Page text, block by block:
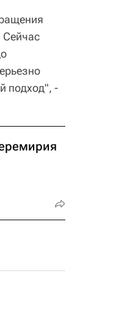
Сейчас
подход", -